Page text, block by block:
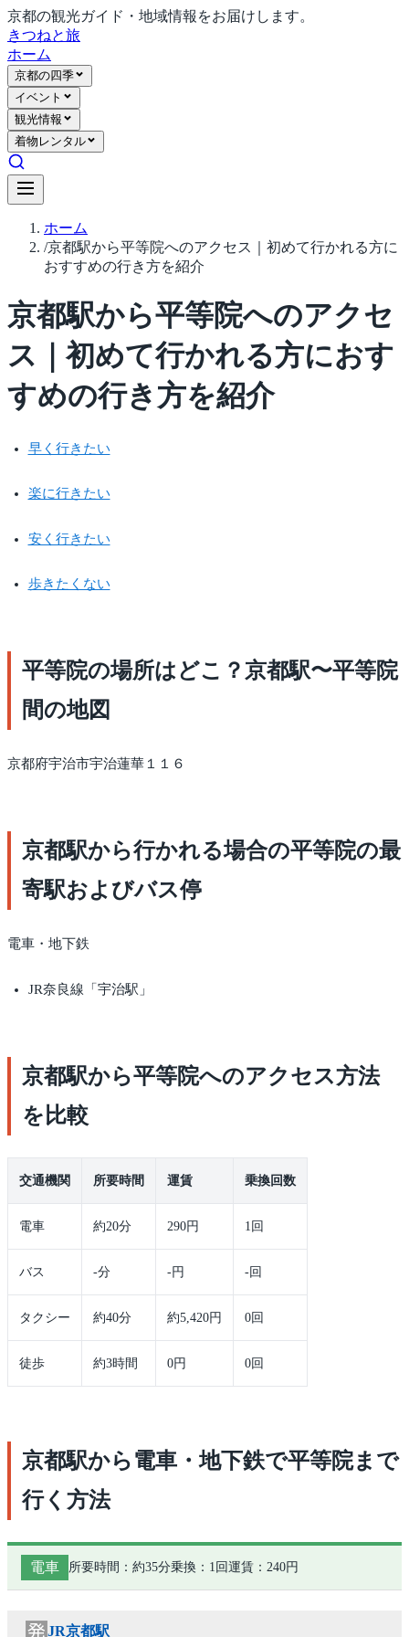
京都の観光ガイド・地域情報をお届けします。
きつねと旅
ホーム
京都の四季
イベント
観光情報
着物レンタル
ホーム
/京都駅から平等院へのアクセス｜初めて行かれる方に
おすすめの行き方を紹介
京都駅から平等院へのアクセ
ス｜初めて行かれる方におす
すめの行き方を紹介
早く行きたい
楽に行きたい
安く行きたい
歩きたくない
平等院の場所はどこ？京都駅〜平等院
間の地図
京都府宇治市宇治蓮華１１６
京都駅から行かれる場合の平等院の最
寄駅およびバス停
電車・地下鉄
JR奈良線「宇治駅」
京都駅から平等院へのアクセス方法
を比較
交通機関 所要時間 運賃 乗換回数
電車 約20分 290円 1回
バス -分 -円 -回
タクシー 約40分 約5,420円 0回
徒歩 約3時間 0円 0回
京都駅から電車・地下鉄で平等院まで
行く方法
電車 所要時間：約35分乗換：1回運賃：240円
JR京都駅